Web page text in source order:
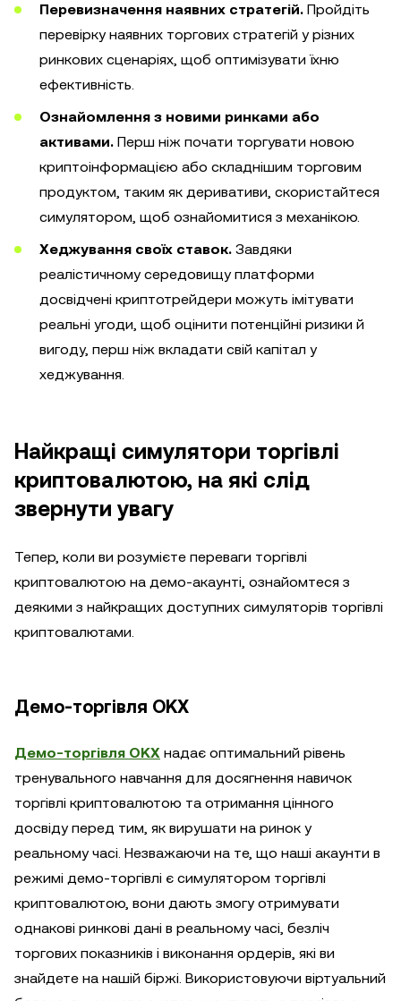
Перевизначення наявних стратегій. Пройдіть
перевірку наявних торгових стратегій у різних
ринкових сценаріях, щоб оптимізувати їхню
ефективність.
Ознайомлення з новими ринками або
активами. Перш ніж почати торгувати новою
криптоінформацією або складнішим торговим
продуктом, таким як деривативи, скористайтеся
симулятором, щоб ознайомитися з механікою.
Хеджування своїх ставок. Завдяки
реалістичному середовищу платформи
досвідчені криптотрейдери можуть імітувати
реальні угоди, щоб оцінити потенційні ризики й
вигоду, перш ніж вкладати свій капітал у
хеджування.
Найкращі симулятори торгівлі
криптовалютою, на які слід
звернути увагу
Тепер, коли ви розумієте переваги торгівлі
криптовалютою на демо-акаунті, ознайомтеся з
деякими з найкращих доступних симуляторів торгівлі
криптовалютами.
Демо-торгівля OKX
Демо-торгівля OKX надає оптимальний рівень
тренувального навчання для досягнення навичок
торгівлі криптовалютою та отримання цінного
досвіду перед тим, як вирушати на ринок у
реальному часі. Незважаючи на те, що наші акаунти в
режимі демо-торгівлі є симулятором торгівлі
криптовалютою, вони дають змогу отримувати
однакові ринкові дані в реальному часі, безліч
торгових показників і виконання ордерів, які ви
знайдете на нашій біржі. Використовуючи віртуальний